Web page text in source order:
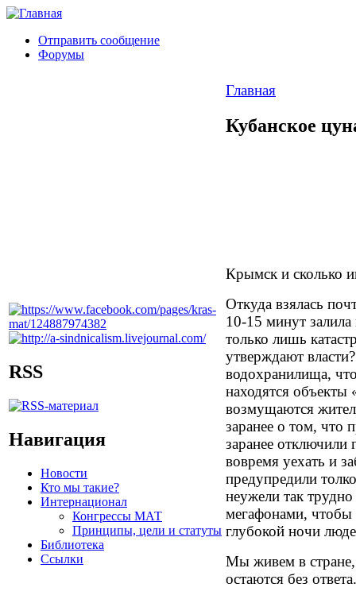
Отправить сообщение
Форумы
RSS
Навигация
Новости
Кто мы такие?
Интернационал
Конгрессы МАТ
Принципы, цели и статуты
Библиотека
Ссылки
Главная
Кубанское
Крымск и сколько
Откуда взялась
10-15 минут залила
только лишь
утверждают
водохранилища,
находятся объекты
возмущаются
заранее о том, что
заранее отключили
вовремя уехать и
предупредили
неужели так
мегафонами, чтобы
глубокой ночи
Мы живем в
остаются без ответа.